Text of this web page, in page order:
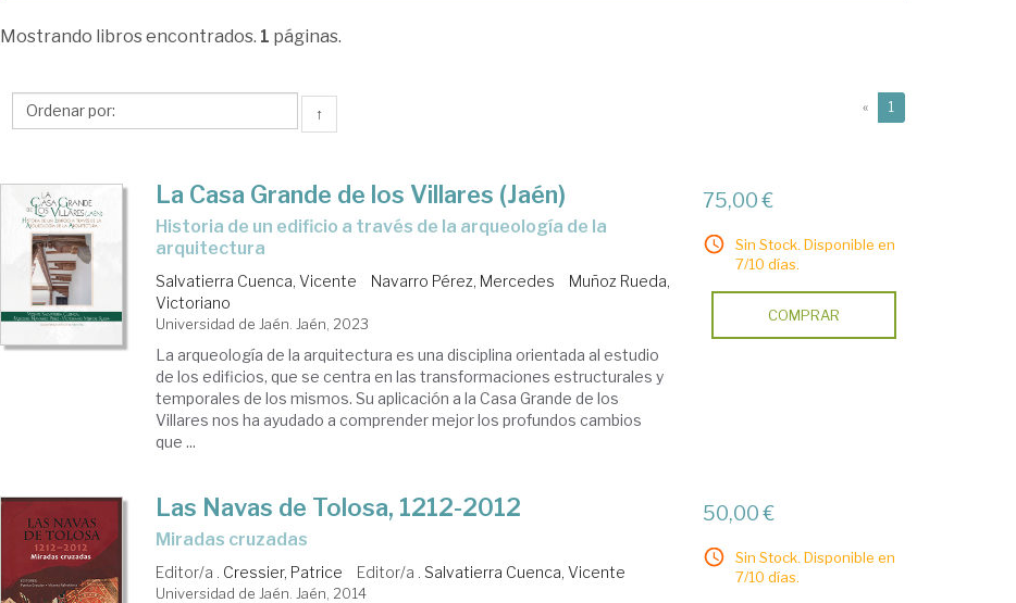
Salvatierra
Vicente
Mostrando libros encontrados. 1 páginas.
↑ « 1
La Casa Grande de los Villares (Jaén)
historia de un edificio a través de la arqueología de la
arquitectura
Salvatierra Cuenca, Vicente Navarro Pérez, Mercedes
Muñoz Rueda,
Victoriano
Universidad de Jaén. Jaén, 2023
La arqueología de la arquitectura es una disciplina orientada al estudio
de los edificios, que se centra en las transformaciones estructurales y
temporales de los mismos. Su aplicación a la Casa Grande de los
Villares nos ha ayudado a comprender mejor los profundos cambios
que ...
75,00 €
Sin Stock. Disponible en
7/10 días.
COMPRAR
Las Navas de Tolosa, 1212-2012
miradas cruzadas
Editor/a . Cressier, Patrice Editor/a . Salvatierra Cuenca, Vicente
Universidad de Jaén. Jaén, 2014
50,00 €
Sin Stock. Disponible en
7/10 días.